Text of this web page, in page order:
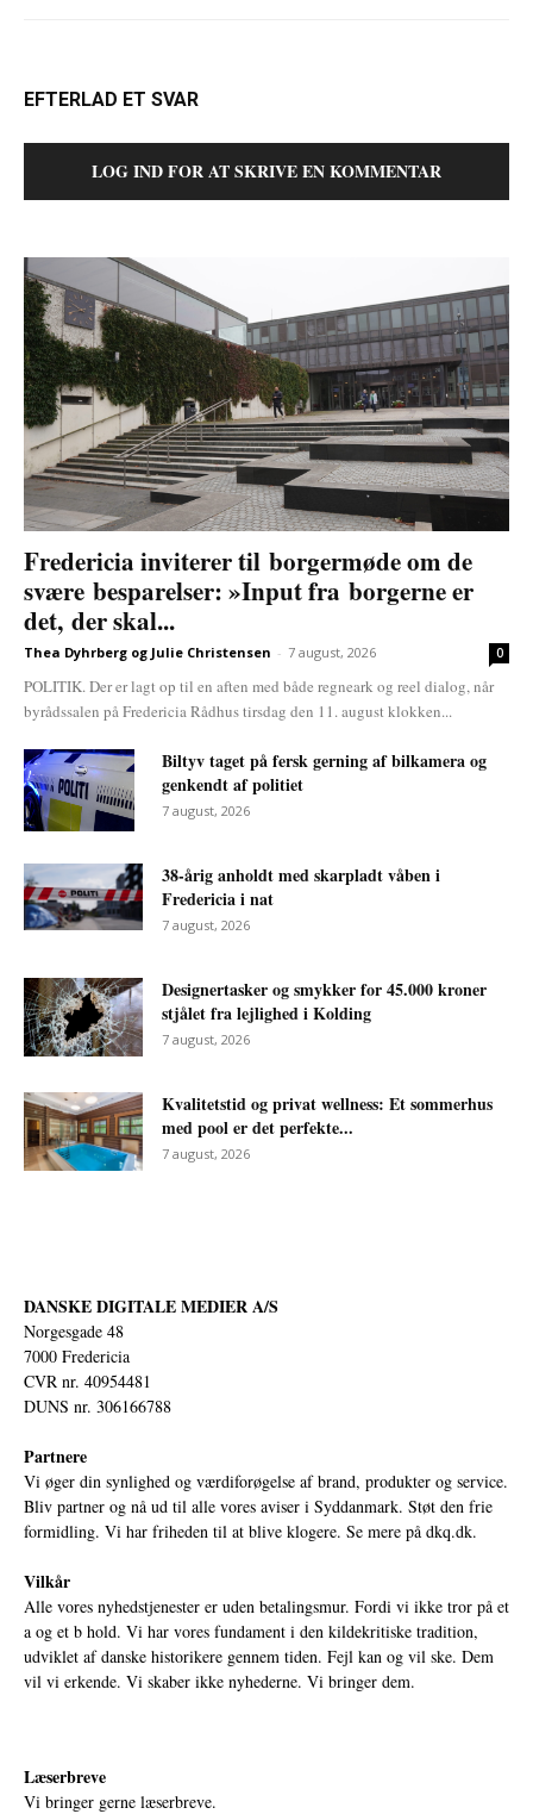
EFTERLAD ET SVAR
LOG IND FOR AT SKRIVE EN KOMMENTAR
Fredericia inviterer til borgermøde om de
svære besparelser: »Input fra borgerne er
det, der skal...
Thea Dyhrberg og Julie Christensen - 7 august, 2026 0
POLITIK. Der er lagt op til en aften med både regneark og reel dialog, når
byrådssalen på Fredericia Rådhus tirsdag den 11. august klokken...
Biltyv taget på fersk gerning af bilkamera og
genkendt af politiet
7 august, 2026
38-årig anholdt med skarpladt våben i
Fredericia i nat
7 august, 2026
Designertasker og smykker for 45.000 kroner
stjålet fra lejlighed i Kolding
7 august, 2026
Kvalitetstid og privat wellness: Et sommerhus
med pool er det perfekte...
7 august, 2026
DANSKE DIGITALE MEDIER A/S
Norgesgade 48
7000 Fredericia
CVR nr. 40954481
DUNS nr. 306166788
Partnere
Vi øger din synlighed og værdiforøgelse af brand, produkter og service.
Bliv partner og nå ud til alle vores aviser i Syddanmark. Støt den frie
formidling. Vi har friheden til at blive klogere. Se mere på dkq.dk.
Vilkår
Alle vores nyhedstjenester er uden betalingsmur. Fordi vi ikke tror på et
a og et b hold. Vi har vores fundament i den kildekritiske tradition,
udviklet af danske historikere gennem tiden. Fejl kan og vil ske. Dem
vil vi erkende. Vi skaber ikke nyhederne. Vi bringer dem.
Læserbreve
Vi bringer gerne læserbreve.